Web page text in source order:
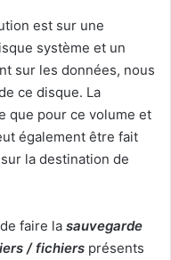
est sur une
système et un
sur les données, nous
ce disque. La
que pour ce volume et
également être fait
la destination de
faire la sauvegarde
/ fichiers présents